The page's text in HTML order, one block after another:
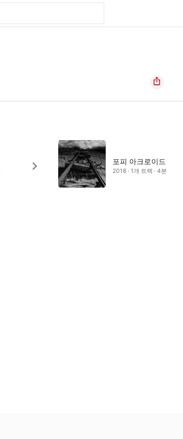
포피 아크로이드
2018 · 1개 트랙 · 4분